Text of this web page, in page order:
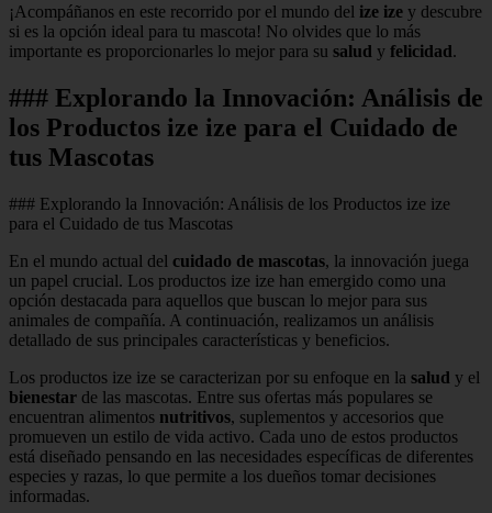
¡Acompáñanos en este recorrido por el mundo del ize ize y descubre
si es la opción ideal para tu mascota! No olvides que lo más
importante es proporcionarles lo mejor para su salud y felicidad.
### Explorando la Innovación: Análisis de
los Productos ize ize para el Cuidado de
tus Mascotas
### Explorando la Innovación: Análisis de los Productos ize ize
para el Cuidado de tus Mascotas
En el mundo actual del cuidado de mascotas, la innovación juega
un papel crucial. Los productos ize ize han emergido como una
opción destacada para aquellos que buscan lo mejor para sus
animales de compañía. A continuación, realizamos un análisis
detallado de sus principales características y beneficios.
Los productos ize ize se caracterizan por su enfoque en la salud y el
bienestar de las mascotas. Entre sus ofertas más populares se
encuentran alimentos nutritivos, suplementos y accesorios que
promueven un estilo de vida activo. Cada uno de estos productos
está diseñado pensando en las necesidades específicas de diferentes
especies y razas, lo que permite a los dueños tomar decisiones
informadas.